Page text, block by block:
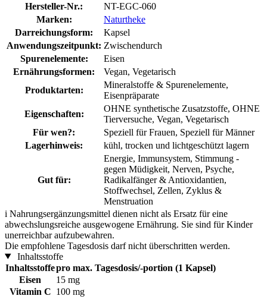
Hersteller-Nr.:
NT-EGC-060
Marken:
Naturtheke
Darreichungsform:
Kapsel
Anwendungszeitpunkt: Zwischendurch
Spurenelemente:
Eisen
Ernährungsformen:
Vegan, Vegetarisch
Produktarten:
Mineralstoffe & Spurenelemente,
Eisenpräparate
Eigenschaften:
OHNE synthetische Zusatzstoffe, OHNE
Tierversuche, Vegan, Vegetarisch
Für wen?:
Speziell für Frauen, Speziell für Männer
Lagerhinweis:
kühl, trocken und lichtgeschützt lagern
Gut für:
Energie, Immunsystem, Stimmung -
gegen Müdigkeit, Nerven, Psyche,
Radikalfänger & Antioxidantien,
Stoffwechsel, Zellen, Zyklus &
Menstruation
i Nahrungsergänzungsmittel dienen nicht als Ersatz für eine
abwechslungsreiche ausgewogene Ernährung. Sie sind für Kinder
unerreichbar aufzubewahren.
Die empfohlene Tagesdosis darf nicht überschritten werden.
Inhaltsstoffe
Inhaltsstoffepro max. Tagesdosis/-portion (1 Kapsel)
Eisen
15 mg
Vitamin C 100 mg